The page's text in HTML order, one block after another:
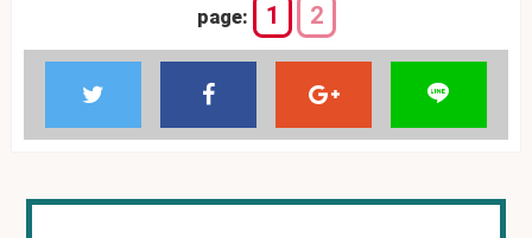
page: 1 2